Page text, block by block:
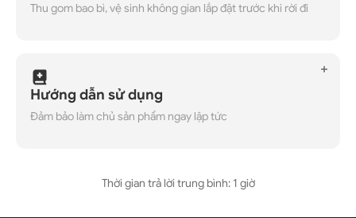
Thu gom bao bì, vệ sinh không gian lắp đặt trước khi rời đi
Hướng dẫn sử dụng
Đảm bảo làm chủ sản phẩm ngay lập tức
Thời gian trả lời trung bình: 1 giờ